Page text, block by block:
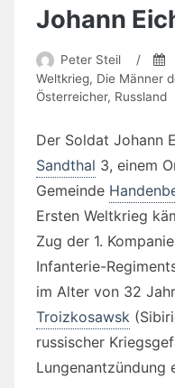
Johann
Peter Steil /
Weltkrieg, Die Männer
Österreicher, Russland
Der Soldat Johann
Sandthal 3, einem
Gemeinde
Ersten Weltkrieg
Zug der 1.
Infanterie-
im Alter von 32
Troizkosawsk
russischer
Lungenantzündung